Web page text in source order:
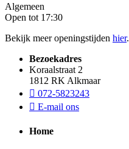
Algemeen
Open tot 17:30
Bekijk meer openingstijden hier.
Bezoekadres
Koraalstraat 2
1812 RK Alkmaar
072-5823243
E-mail ons
Home